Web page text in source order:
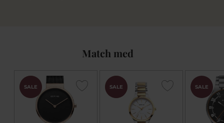
Match med
PRIS
SALE
PRIS
SALE SALE